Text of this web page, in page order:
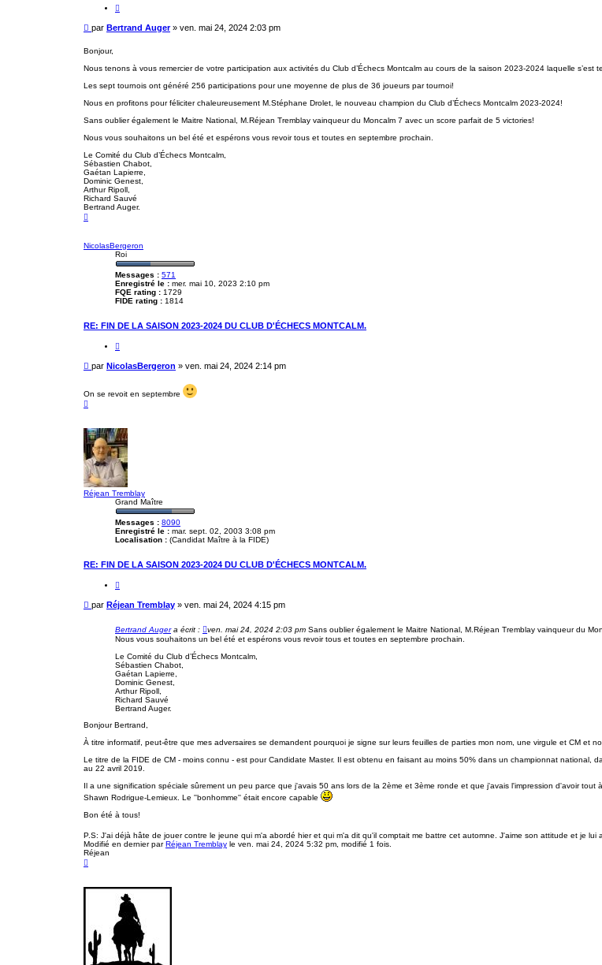
i
e
M
s
a
g
par Bertrand Auger» ven. mai 24, 2024 2:03 pm
Bonjour,
Nous tenons à vous remercier de votre participation aux activités du Club d’Échecs Montcalm au cours de la saison 2023-2024 laquelle s’est
Les sept tournois ont généré 256 participations pour une moyenne de plus de 36 joueurs par tournoi!
Nous en profitons pour féliciter chaleureusement M.Stéphane Drolet, le nouveau champion du Club d’Échecs Montcalm 2023-2024!
Sans oublier également le Maitre National, M.Réjean Tremblay vainqueur du Moncalm 7 avec un score parfait de 5 victories!
Nous vous souhaitons un bel été et espérons vous revoir tous et toutes en septembre prochain.
Le Comité du Club d’Échecs Montcalm,
Sébastien Chabot,
Gaétan Lapierre,
Dominic Genest,
Arthur Ripoll,
Richard Sauvé
Bertrand Auger.
a
NicolasBergeron
Roi
Messages : 571
Enregistré le : mer. mai 10, 2023 2:10 pm
FQE rating : 1729
FIDE rating : 1814
RE: FIN DE LA SAISON 2023-2024 DU CLUB D'ÉCHECS MONTCALM.
i
e
M
s
e
par NicolasBergeron » ven. mai 24, 2024 2:14 pm
On se revoit en septembre
a
t
Réjean Tremblay
Grand Maître
Messages : 8090
Enregistré le : mar. sept. 02, 2003 3:08 pm
Localisation : (Candidat Maître à la FIDE)
RE: FIN DE LA SAISON 2023-2024 DU CLUB D'ÉCHECS MONTCALM.
i
t
e
M
par Réjean Tremblay » ven. mai 24, 2024 4:15 pm
Bertrand Augera écrit : ven. mai 24, 2024 2:03 pm Sans oublier également le Maitre National, M.Réjean Tremblay vainqueur du
Nous vous souhaitons un bel été et espérons vous revoir tous et toutes en septembre prochain.
Le Comité du Club d’Échecs Montcalm,
Sébastien Chabot,
Gaétan Lapierre,
Dominic Genest,
Arthur Ripoll,
Richard Sauvé
Bertrand Auger.
Bonjour Bertrand,
À titre informatif, peut-être que mes adversaires se demandent pourquoi je signe sur leurs feuilles de parties mon nom, une virgule et CM et
Le titre de la FIDE de CM - moins connu - est pour Candidate Master. Il est obtenu en faisant au moins 50% dans un championnat
au 22 avril 2019.
Il a une signification spéciale sûrement un peu parce que j'avais 50 ans lors de la 2ème et 3ème ronde et que j'avais l'impression d'avoir
Shawn Rodrigue-Lemieux. Le ''bonhomme'' était encore capable
Bon été à tous!
P.S: J'ai déjà hâte de jouer contre le jeune qui m'a abordé hier et qui m'a dit qu'il comptait me battre cet automne. J'aime son attitude et je lui
Modifié en dernier parRéjean Tremblay le ven. mai 24, 2024 5:32 pm, modifié 1 fois.
Réjean
a
t